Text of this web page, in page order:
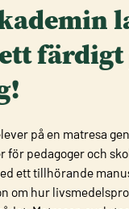
på en matresa
för pedagoger och
ett tillhörande
om hur